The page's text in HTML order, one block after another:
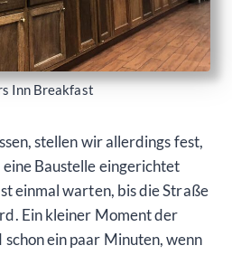
Inn Breakfast
stellen wir allerdings fest,
Baustelle eingerichtet
einmal warten, bis die Straße
Ein kleiner Moment der
schon ein paar Minuten, wenn